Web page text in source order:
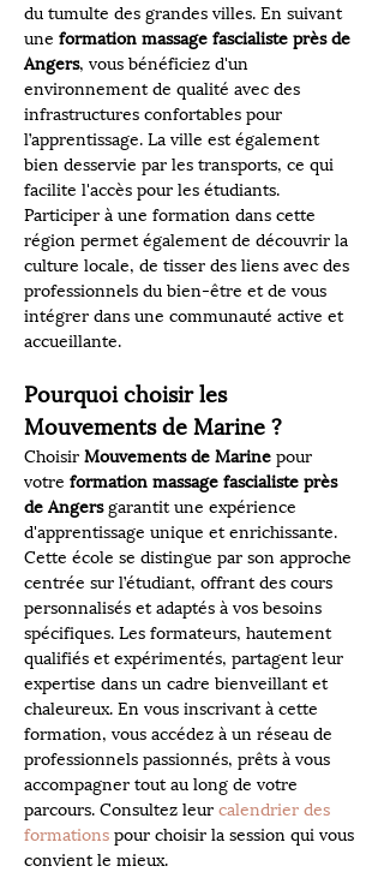
du tumulte des grandes villes. En suivant
une formation massage fascialiste près de
Angers, vous bénéficiez d'un
environnement de qualité avec des
infrastructures confortables pour
l’apprentissage. La ville est également
bien desservie par les transports, ce qui
facilite l'accès pour les étudiants.
Participer à une formation dans cette
région permet également de découvrir la
culture locale, de tisser des liens avec des
professionnels du bien-être et de vous
intégrer dans une communauté active et
accueillante.
Pourquoi choisir les
Mouvements de Marine ?
Choisir Mouvements de Marine pour
votre formation massage fascialiste près
de Angers garantit une expérience
d'apprentissage unique et enrichissante.
Cette école se distingue par son approche
centrée sur l’étudiant, offrant des cours
personnalisés et adaptés à vos besoins
spécifiques. Les formateurs, hautement
qualifiés et expérimentés, partagent leur
expertise dans un cadre bienveillant et
chaleureux. En vous inscrivant à cette
formation, vous accédez à un réseau de
professionnels passionnés, prêts à vous
accompagner tout au long de votre
parcours. Consultez leur calendrier des
formations pour choisir la session qui vous
convient le mieux.